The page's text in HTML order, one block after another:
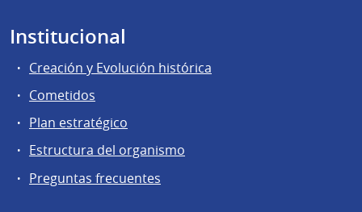
Institucional
Creación y Evolución histórica
Cometidos
Plan estratégico
Estructura del organismo
Preguntas frecuentes